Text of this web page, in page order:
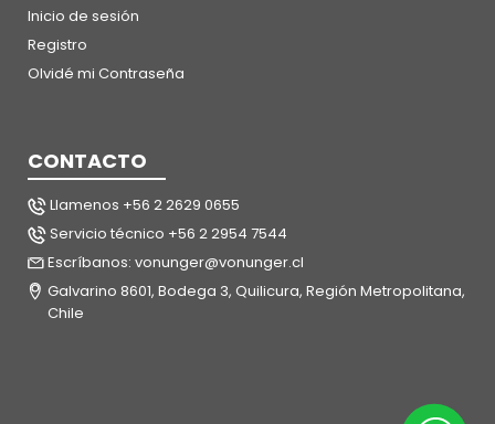
Inicio de sesión
Registro
Olvidé mi Contraseña
CONTACTO
Llamenos +56 2 2629 0655
Servicio técnico +56 2 2954 7544
Escríbanos: vonunger@vonunger.cl
Galvarino 8601, Bodega 3, Quilicura, Región Metropolitana,
Chile